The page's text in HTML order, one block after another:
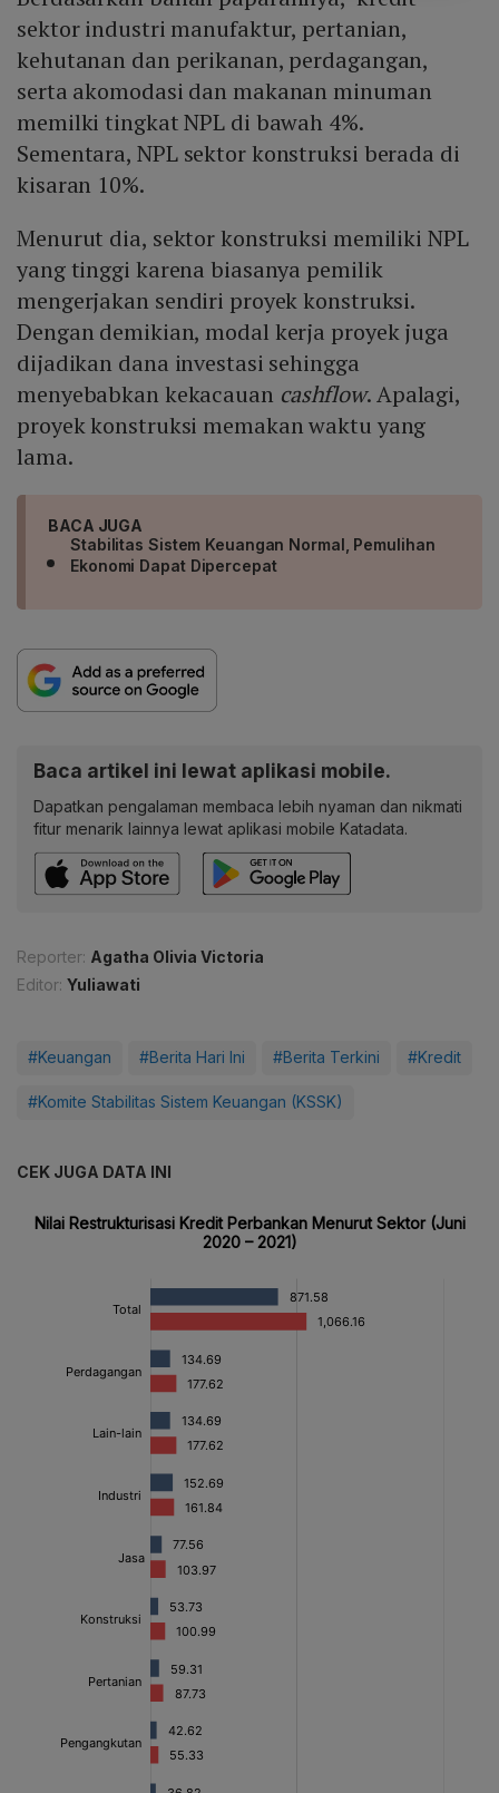
sektor industri manufaktur, pertanian,
kehutanan dan perikanan, perdagangan,
serta akomodasi dan makanan minuman
memilki tingkat NPL di bawah 4%.
Sementara, NPL sektor konstruksi berada di
kisaran 10%.
Menurut dia, sektor konstruksi memiliki NPL
yang tinggi karena biasanya pemilik
mengerjakan sendiri proyek konstruksi.
Dengan demikian, modal kerja proyek juga
dijadikan dana investasi sehingga
menyebabkan kekacauan cashflow. Apalagi,
proyek konstruksi memakan waktu yang
lama.
BACA JUGA
Stabilitas Sistem Keuangan Normal, Pemulihan
Ekonomi Dapat Dipercepat
Baca artikel ini lewat aplikasi mobile.
Dapatkan pengalaman membaca lebih nyaman dan nikmati
fitur menarik lainnya lewat aplikasi mobile Katadata.
Reporter: Agatha Olivia Victoria
Editor: Yuliawati
#Keuangan #Berita Hari Ini #Berita Terkini #Kredit
#Komite Stabilitas Sistem Keuangan (KSSK)
CEK JUGA DATA INI